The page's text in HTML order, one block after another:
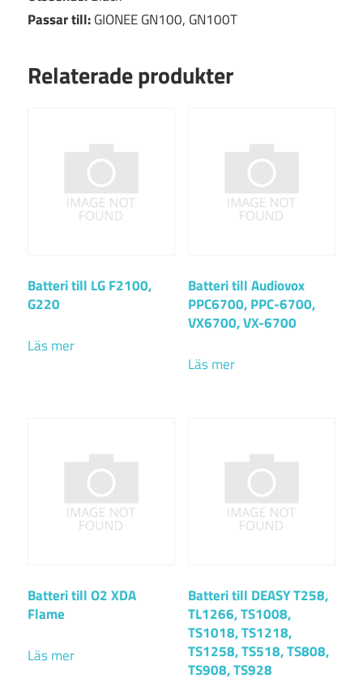
Passar till:GIONEE GN100, GN100T
Relaterade produkter
Batteri till LG F2100,
G220
Läs mer
Batteri till Audiovox
PPC6700, PPC-6700,
VX6700, VX-6700
Läs mer
Batteri till O2 XDA
Flame
Läs mer
Batteri till DEASY T258,
TL1266, TS1008,
TS1018, TS1218,
TS1258, TS518, TS808,
TS908, TS928